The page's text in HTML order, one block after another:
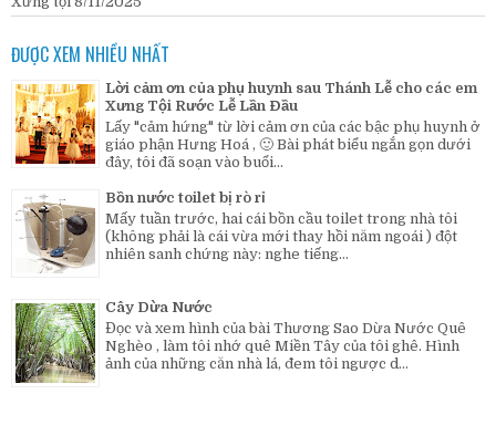
ĐƯỢC XEM NHIỀU NHẤT
Lời cảm ơn của phụ huynh sau Thánh Lễ cho các em
Xưng Tội Rước Lễ Lần Đầu
Lấy "cảm hứng" từ lời cảm ơn của các bậc phụ huynh ở
giáo phận Hưng Hoá , 🙂 Bài phát biểu ngắn gọn dưới
đây, tôi đã soạn vào buổi...
Bồn nước toilet bị rò rỉ
Mấy tuần trước, hai cái bồn cầu toilet trong nhà tôi
(không phải là cái vừa mới thay hồi năm ngoái ) đột
nhiên sanh chứng này: nghe tiếng...
Cây Dừa Nước
Đọc và xem hình của bài Thương Sao Dừa Nước Quê
Nghèo , làm tôi nhớ quê Miền Tây của tôi ghê. Hình
ảnh của những căn nhà lá, đem tôi ngược d...